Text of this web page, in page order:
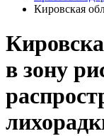
Кировская
в зону